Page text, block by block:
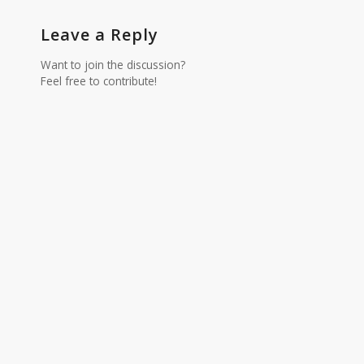
Leave a Reply
Want to join the discussion?
Feel free to contribute!